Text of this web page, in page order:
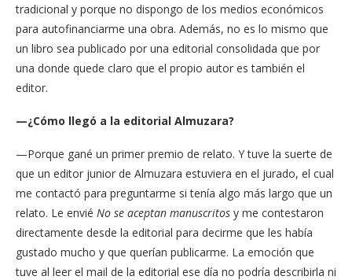
tradicional y porque no dispongo de los medios económicos
para autofinanciarme una obra. Además, no es lo mismo que
un libro sea publicado por una editorial consolidada que por
una donde quede claro que el propio autor es también el
editor.
—¿Cómo llegó a la editorial Almuzara?
—Porque gané un primer premio de relato. Y tuve la suerte de
que un editor junior de Almuzara estuviera en el jurado, el cual
me contactó para preguntarme si tenía algo más largo que un
relato. Le envié No se aceptan manuscritos y me contestaron
directamente desde la editorial para decirme que les había
gustado mucho y que querían publicarme. La emoción que
tuve al leer el mail de la editorial ese día no podría describirla ni